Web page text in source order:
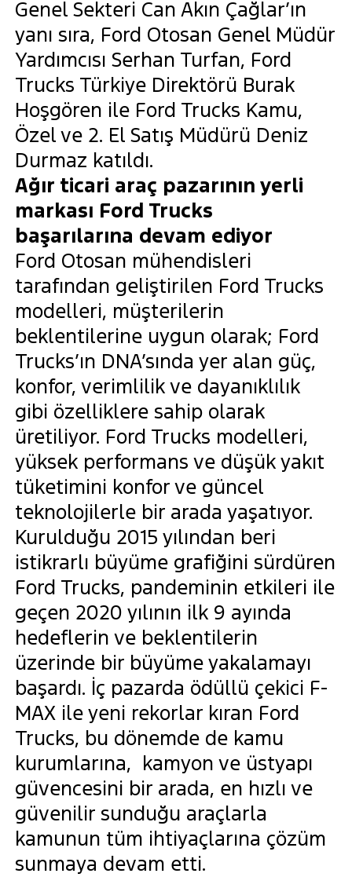
Genel Sekteri Can Akın Çağlar’ın
yanı sıra, Ford Otosan Genel Müdür
Yardımcısı Serhan Turfan, Ford
Trucks Türkiye Direktörü Burak
Hoşgören ile Ford Trucks Kamu,
Özel ve 2. El Satış Müdürü Deniz
Durmaz katıldı.
Ağır ticari araç pazarının yerli
markası Ford Trucks
başarılarına devam ediyor
Ford Otosan mühendisleri
tarafından geliştirilen Ford Trucks
modelleri, müşterilerin
beklentilerine uygun olarak; Ford
Trucks’ın DNA’sında yer alan güç,
konfor, verimlilik ve dayanıklılık
gibi özelliklere sahip olarak
üretiliyor. Ford Trucks modelleri,
yüksek performans ve düşük yakıt
tüketimini konfor ve güncel
teknolojilerle bir arada yaşatıyor.
Kurulduğu 2015 yılından beri
istikrarlı büyüme grafiğini sürdüren
Ford Trucks, pandeminin etkileri ile
geçen 2020 yılının ilk 9 ayında
hedeflerin ve beklentilerin
üzerinde bir büyüme yakalamayı
başardı. İç pazarda ödüllü çekici F-
MAX ile yeni rekorlar kıran Ford
Trucks, bu dönemde de kamu
kurumlarına, kamyon ve üstyapı
güvencesini bir arada, en hızlı ve
güvenilir sunduğu araçlarla
kamunun tüm ihtiyaçlarına çözüm
sunmaya devam etti.